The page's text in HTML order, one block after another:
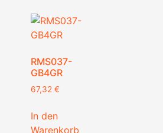
RMS037-
GB4GR
67,32 €
In den
Warenkorb